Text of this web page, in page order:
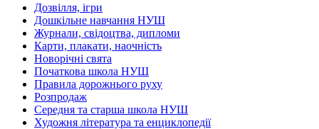
Дозвілля, ігри
Дошкільне навчання НУШ
Журнали, свідоцтва, дипломи
Карти, плакати, наочність
Новорічні свята
Початкова школа НУШ
Правила дорожнього руху
Розпродаж
Середня та старша школа НУШ
Художня література та енциклопедії